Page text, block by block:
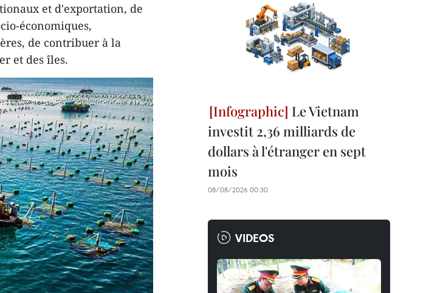
et d'exportation, de
économiques,
de contribuer à la
et des îles.
Le Vietnam
investit 2,36 milliards de
dollars à l'étranger en sept
mois
08/08/2026 00:30
VIDEOS